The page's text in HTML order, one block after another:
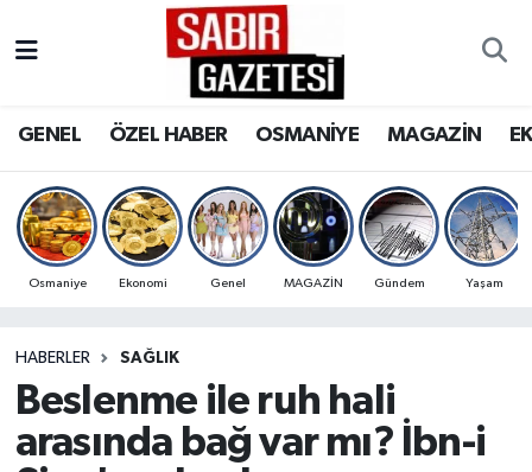
GENEL ÖZEL HABER OSMANİYE MAGAZİN
Osmaniye Ekonomi Genel MAGAZİN Gündem Yaşam
HABERLER SAĞLIK
Beslenme ile ruh hali
arasında bağ var mı? İbn-i
OSMANİYE
MAGAZİN
SPOR
RESMİ İLANLAR
Osmaniye Nöbetçi Eczaneler
Osmaniye Trafik Yoğunluk Haritası
Süper Lig Puan Durumu ve Fikstür
Son Dakika Haberleri
Haber Arşivi